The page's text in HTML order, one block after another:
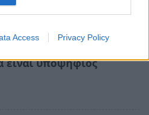
Access Privacy Policy
είναι υποψήφιος